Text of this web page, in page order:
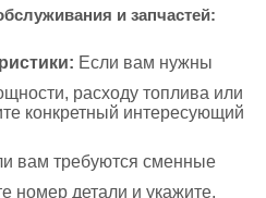
и запчастей:
Если вам нужны
расходу топлива или
конкретный интересующий
вам требуются сменные
номер детали и укажите,